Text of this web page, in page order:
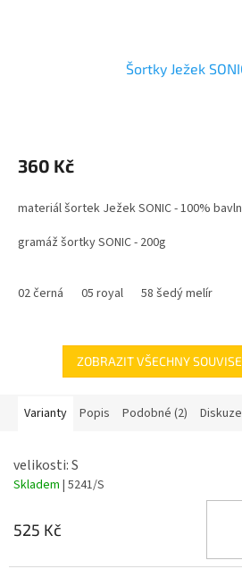
Šortky Ježek
produktu
je
z
hvězdiček.
360 Kč
materiál šortek Ježek SONIC - 100%
gramáž šortky SONIC - 200g
02 černá 05 royal 58 šedý melír
ZOBRAZIT VŠECHNY
Varianty Popis Podobné (2) Diskuze
velikosti: S
Skladem | 5241/S
525 Kč